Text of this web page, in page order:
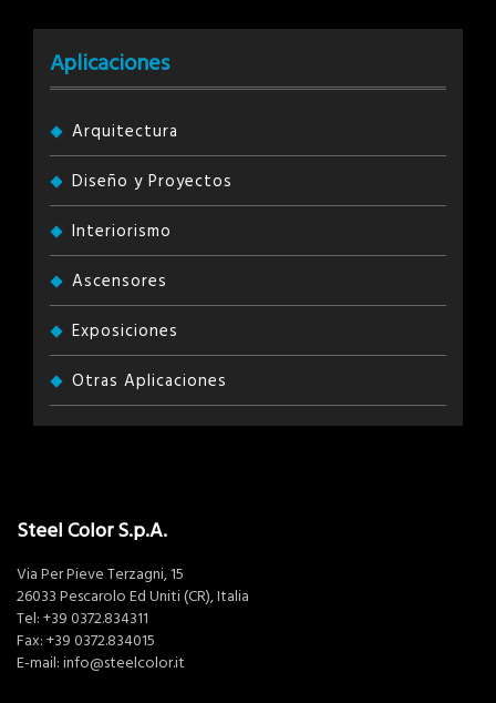
Aplicaciones
Arquitectura
Diseño y Proyectos
Interiorismo
Ascensores
Exposiciones
Otras Aplicaciones
Steel Color S.p.A.
Via Per Pieve Terzagni, 15
26033 Pescarolo Ed Uniti (CR), Italia
Tel: +39 0372.834311
Fax: +39 0372.834015
E-mail: info@steelcolor.it